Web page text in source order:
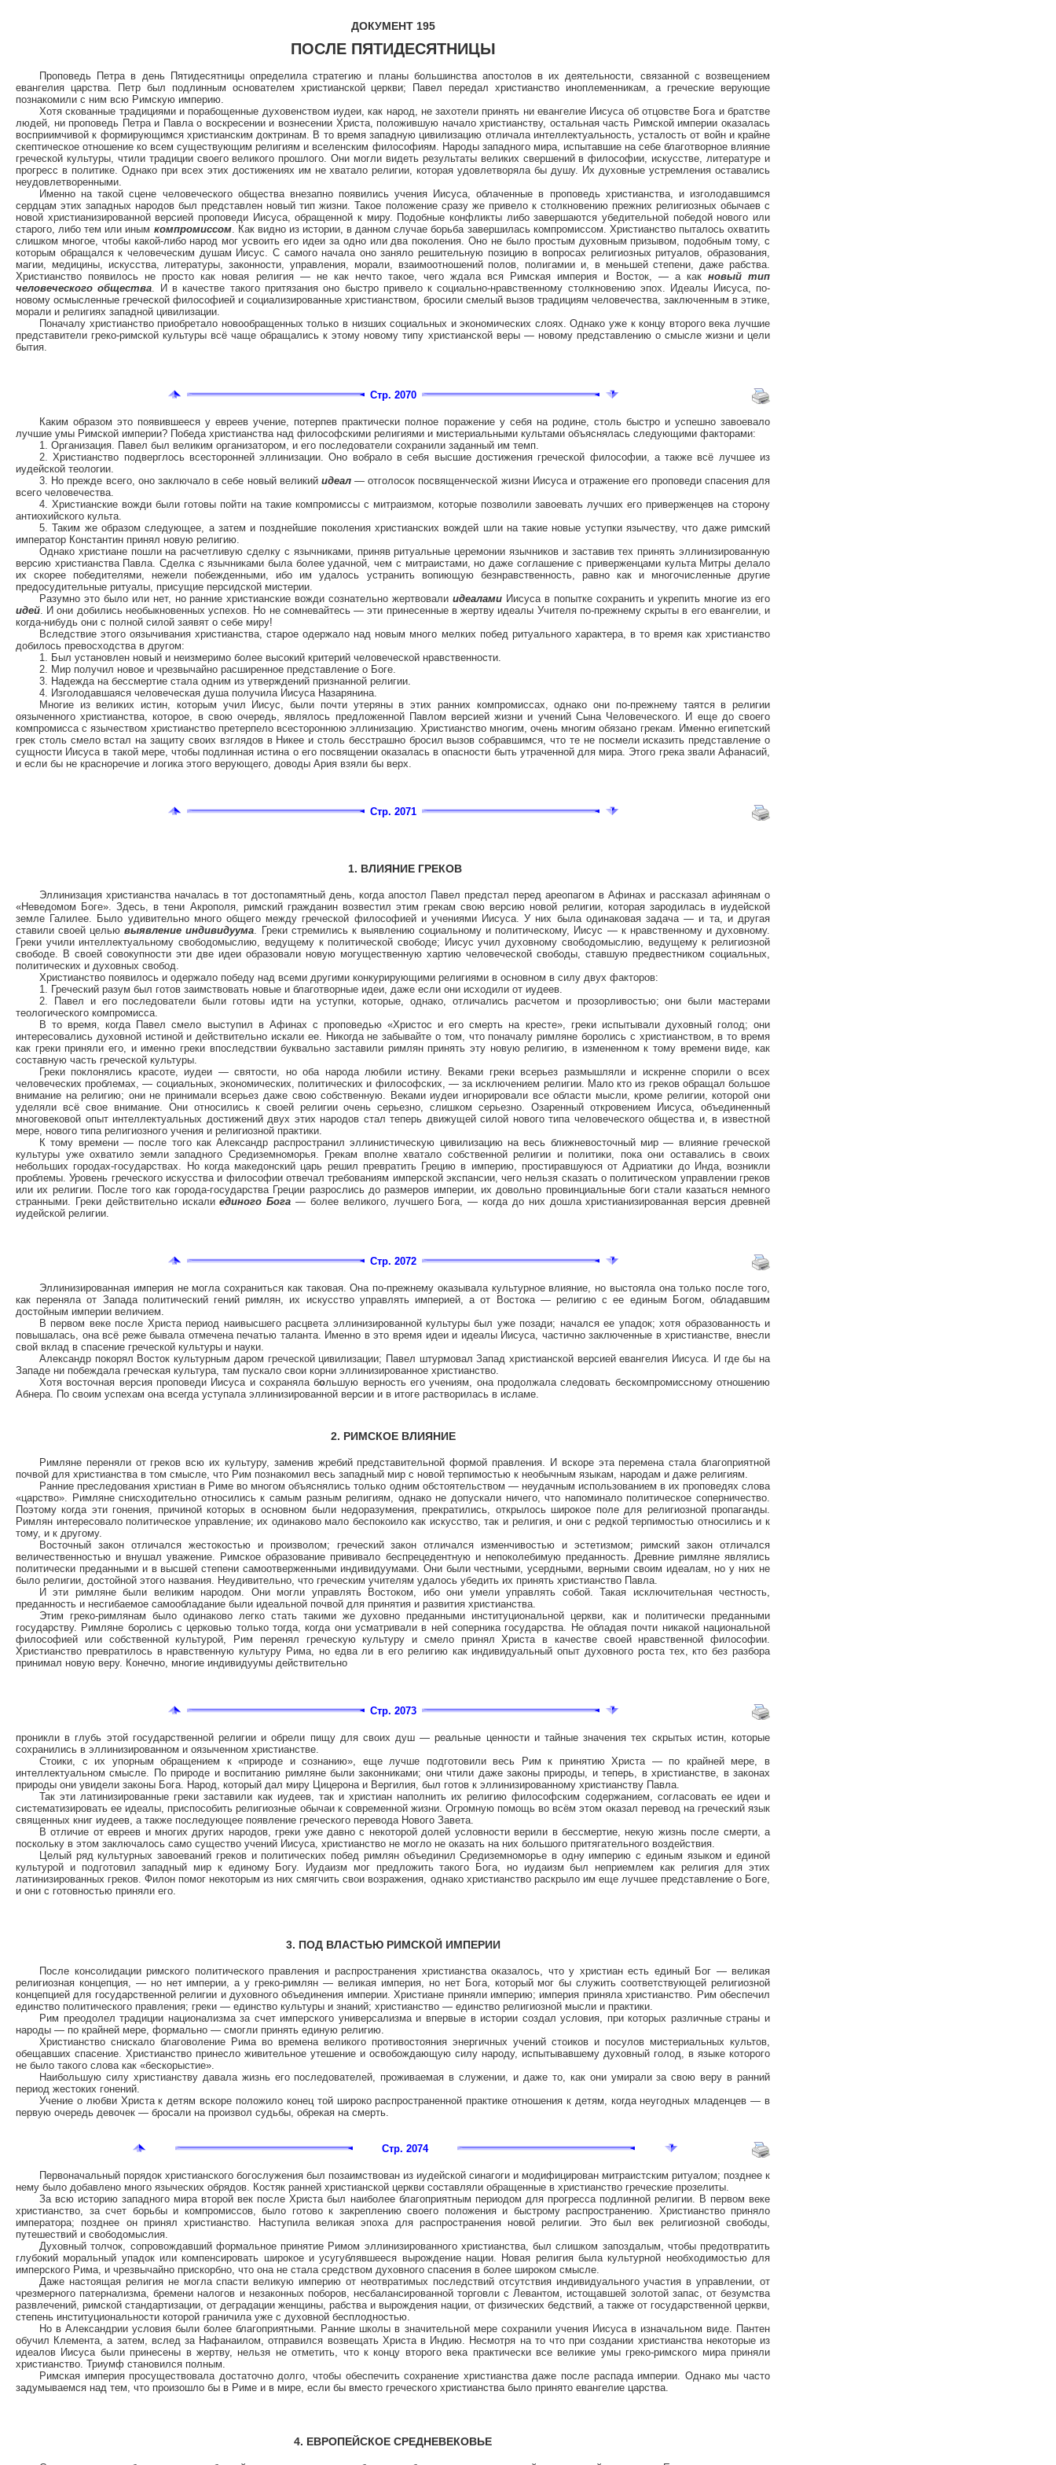
ДОКУМЕНТ 195
ПОСЛЕ ПЯТИДЕСЯТНИЦЫ
Проповедь Петра в день Пятидесятницы определила стратегию и планы большинства апостолов в их деятельности, связанной с возвещением
евангелия царства. Петр был подлинным основателем христианской церкви; Павел передал христианство иноплеменникам, а греческие верующие
познакомили с ним всю Римскую империю.
Хотя скованные традициями и порабощенные духовенством иудеи, как народ, не захотели принять ни евангелие Иисуса об отцовстве Бога и братстве
людей, ни проповедь Петра и Павла о воскресении и вознесении Христа, положившую начало христианству, остальная часть Римской империи оказалась
восприимчивой к формирующимся христианским доктринам. В то время западную цивилизацию отличала интеллектуальность, усталость от войн и крайне
скептическое отношение ко всем существующим религиям и вселенским философиям. Народы западного мира, испытавшие на себе благотворное влияние
греческой культуры, чтили традиции своего великого прошлого. Они могли видеть результаты великих свершений в философии, искусстве, литературе и
прогресс в политике. Однако при всех этих достижениях им не хватало религии, которая удовлетворяла бы душу. Их духовные устремления оставались
неудовлетворенными.
Именно на такой сцене человеческого общества внезапно появились учения Иисуса, облаченные в проповедь христианства, и изголодавшимся
сердцам этих западных народов был представлен новый тип жизни. Такое положение сразу же привело к столкновению прежних религиозных обычаев с
новой христианизированной версией проповеди Иисуса, обращенной к миру. Подобные конфликты либо завершаются убедительной победой нового или
старого, либо тем или иным компромиссом. Как видно из истории, в данном случае борьба завершилась компромиссом. Христианство пыталось охватить
слишком многое, чтобы какой-либо народ мог усвоить его идеи за одно или два поколения. Оно не было простым духовным призывом, подобным тому, с
которым обращался к человеческим душам Иисус. С самого начала оно заняло решительную позицию в вопросах религиозных ритуалов, образования,
магии, медицины, искусства, литературы, законности, управления, морали, взаимоотношений полов, полигамии и, в меньшей степени, даже рабства.
Христианство появилось не просто как новая религия — не как нечто такое, чего ждала вся Римская империя и Восток, — а как новый тип
человеческого общества. И в качестве такого притязания оно быстро привело к социально-нравственному столкновению эпох. Идеалы Иисуса, по-
новому осмысленные греческой философией и социализированные христианством, бросили смелый вызов традициям человечества, заключенным в этике,
морали и религиях западной цивилизации.
Поначалу христианство приобретало новообращенных только в низших социальных и экономических слоях. Однако уже к концу второго века лучшие
представители греко-римской культуры всё чаще обращались к этому новому типу христианской веры — новому представлению о смысле жизни и цели
бытия.
Стр. 2070
Каким образом это появившееся у евреев учение, потерпев практически полное поражение у себя на родине, столь быстро и успешно завоевало
лучшие умы Римской империи? Победа христианства над философскими религиями и мистериальными культами объяснялась следующими факторами:
1. Организация. Павел был великим организатором, и его последователи сохранили заданный им темп.
2. Христианство подверглось всесторонней эллинизации. Оно вобрало в себя высшие достижения греческой философии, а также всё лучшее из
иудейской теологии.
3. Но прежде всего, оно заключало в себе новый великий идеал— отголосок посвященческой жизни Иисуса и отражение его проповеди спасения для
всего человечества.
4. Христианские вожди были готовы пойти на такие компромиссы с митраизмом, которые позволили завоевать лучших его приверженцев на сторону
антиохийского культа.
5. Таким же образом следующее, а затем и позднейшие поколения христианских вождей шли на такие новые уступки язычеству, что даже римский
император Константин принял новую религию.
Однако христиане пошли на расчетливую сделку с язычниками, приняв ритуальные церемонии язычников и заставив тех принять эллинизированную
версию христианства Павла. Сделка с язычниками была более удачной, чем с митраистами, но даже соглашение с приверженцами культа Митры делало
их скорее победителями, нежели побежденными, ибо им удалось устранить вопиющую безнравственность, равно как и многочисленные другие
предосудительные ритуалы, присущие персидской мистерии.
Разумно это было или нет, но ранние христианские вожди сознательно жертвовали идеалами Иисуса в попытке сохранить и укрепить многие из его
идей. И они добились необыкновенных успехов. Но не сомневайтесь — эти принесенные в жертву идеалы Учителя по-прежнему скрыты в его евангелии, и
когда-нибудь они с полной силой заявят о себе миру!
Вследствие этого оязычивания христианства, старое одержало над новым много мелких побед ритуального характера, в то время как христианство
добилось превосходства в другом:
1. Был установлен новый и неизмеримо более высокий критерий человеческой нравственности.
2. Мир получил новое и чрезвычайно расширенное представление о Боге.
3. Надежда на бессмертие стала одним из утверждений признанной религии.
4. Изголодавшаяся человеческая душа получила Иисуса Назарянина.
Многие из великих истин, которым учил Иисус, были почти утеряны в этих ранних компромиссах, однако они по-прежнему таятся в религии
оязыченного христианства, которое, в свою очередь, являлось предложенной Павлом версией жизни и учений Сына Человеческого. И еще до своего
компромисса с язычеством христианство претерпело всестороннюю эллинизацию. Христианство многим, очень многим обязано грекам. Именно египетский
грек столь смело встал на защиту своих взглядов в Никее и столь бесстрашно бросил вызов собравшимся, что те не посмели исказить представление о
сущности Иисуса в такой мере, чтобы подлинная истина о его посвящении оказалась в опасности быть утраченной для мира. Этого грека звали Афанасий,
и если бы не красноречие и логика этого верующего, доводы Ария взяли бы верх.
Стр. 2071
1. ВЛИЯНИЕ ГРЕКОВ
Эллинизация христианства началась в тот достопамятный день, когда апостол Павел предстал перед ареопагом в Афинах и рассказал афинянам о
«Неведомом Боге». Здесь, в тени Акрополя, римский гражданин возвестил этим грекам свою версию новой религии, которая зародилась в иудейской
земле Галилее. Было удивительно много общего между греческой философией и учениями Иисуса. У них была одинаковая задача — и та, и другая
ставили своей цельювыявление индивидуума. Греки стремились к выявлению социальному и политическому, Иисус — к нравственному и духовному.
Греки учили интеллектуальному свободомыслию, ведущему к политической свободе; Иисус учил духовному свободомыслию, ведущему к религиозной
свободе. В своей совокупности эти две идеи образовали новую могущественную хартию человеческой свободы, ставшую предвестником социальных,
политических и духовных свобод.
Христианство появилось и одержало победу над всеми другими конкурирующими религиями в основном в силу двух факторов:
1. Греческий разум был готов заимствовать новые и благотворные идеи, даже если они исходили от иудеев.
2. Павел и его последователи были готовы идти на уступки, которые, однако, отличались расчетом и прозорливостью; они были мастерами
теологического компромисса.
В то время, когда Павел смело выступил в Афинах с проповедью «Христос и его смерть на кресте», греки испытывали духовный голод; они
интересовались духовной истиной и действительно искали ее. Никогда не забывайте о том, что поначалу римляне боролись с христианством, в то время
как греки приняли его, и именно греки впоследствии буквально заставили римлян принять эту новую религию, в измененном к тому времени виде, как
составную часть греческой культуры.
Греки поклонялись красоте, иудеи — святости, но оба народа любили истину. Веками греки всерьез размышляли и искренне спорили о всех
человеческих проблемах, — социальных, экономических, политических и философских, — за исключением религии. Мало кто из греков обращал большое
внимание на религию; они не принимали всерьез даже свою собственную. Веками иудеи игнорировали все области мысли, кроме религии, которой они
уделяли всё свое внимание. Они относились к своей религии очень серьезно, слишком серьезно. Озаренный откровением Иисуса, объединенный
многовековой опыт интеллектуальных достижений двух этих народов стал теперь движущей силой нового типа человеческого общества и, в известной
мере, нового типа религиозного учения и религиозной практики.
К тому времени — после того как Александр распространил эллинистическую цивилизацию на весь ближневосточный мир — влияние греческой
культуры уже охватило земли западного Средиземноморья. Грекам вполне хватало собственной религии и политики, пока они оставались в своих
небольших городах-государствах. Но когда македонский царь решил превратить Грецию в империю, простиравшуюся от Адриатики до Инда, возникли
проблемы. Уровень греческого искусства и философии отвечал требованиям имперской экспансии, чего нельзя сказать о политическом управлении греков
или их религии. После того как города-государства Греции разрослись до размеров империи, их довольно провинциальные боги стали казаться немного
странными. Греки действительно искалиединого Бога— более великого, лучшего Бога, — когда до них дошла христианизированная версия древней
иудейской религии.
Стр. 2072
Эллинизированная империя не могла сохраниться как таковая. Она по-прежнему оказывала культурное влияние, но выстояла она только после того,
как переняла от Запада политический гений римлян, их искусство управлять империей, а от Востока — религию с ее единым Богом, обладавшим
достойным империи величием.
В первом веке после Христа период наивысшего расцвета эллинизированной культуры был уже позади; начался ее упадок; хотя образованность и
повышалась, она всё реже бывала отмечена печатью таланта. Именно в это время идеи и идеалы Иисуса, частично заключенные в христианстве, внесли
свой вклад в спасение греческой культуры и науки.
Александр покорял Восток культурным даром греческой цивилизации; Павел штурмовал Запад христианской версией евангелия Иисуса. И где бы на
Западе ни побеждала греческая культура, там пускало свои корни эллинизированное христианство.
Хотя восточная версия проповеди Иисуса и сохраняла большую верность его учениям, она продолжала следовать бескомпромиссному отношению
Абнера. По своим успехам она всегда уступала эллинизированной версии и в итоге растворилась в исламе.
2. РИМСКОЕ ВЛИЯНИЕ
Римляне переняли от греков всю их культуру, заменив жребий представительной формой правления. И вскоре эта перемена стала благоприятной
почвой для христианства в том смысле, что Рим познакомил весь западный мир с новой терпимостью к необычным языкам, народам и даже религиям.
Ранние преследования христиан в Риме во многом объяснялись только одним обстоятельством — неудачным использованием в их проповедях слова
«царство». Римляне снисходительно относились к самым разным религиям, однако не допускали ничего, что напоминало политическое соперничество.
Поэтому когда эти гонения, причиной которых в основном были недоразумения, прекратились, открылось широкое поле для религиозной пропаганды.
Римлян интересовало политическое управление; их одинаково мало беспокоило как искусство, так и религия, и они с редкой терпимостью относились и к
тому, и к другому.
Восточный закон отличался жестокостью и произволом; греческий закон отличался изменчивостью и эстетизмом; римский закон отличался
величественностью и внушал уважение. Римское образование прививало беспрецедентную и непоколебимую преданность. Древние римляне являлись
политически преданными и в высшей степени самоотверженными индивидуумами. Они были честными, усердными, верными своим идеалам, но у них не
было религии, достойной этого названия. Неудивительно, что греческим учителям удалось убедить их принять христианство Павла.
И эти римляне были великим народом. Они могли управлять Востоком, ибо они умели управлять собой. Такая исключительная честность,
преданность и несгибаемое самообладание были идеальной почвой для принятия и развития христианства.
Этим греко-римлянам было одинаково легко стать такими же духовно преданными институциональной церкви, как и политически преданными
государству. Римляне боролись с церковью только тогда, когда они усматривали в ней соперника государства. Не обладая почти никакой национальной
философией или собственной культурой, Рим перенял греческую культуру и смело принял Христа в качестве своей нравственной философии.
Христианство превратилось в нравственную культуру Рима, но едва ли в его религию как индивидуальный опыт духовного роста тех, кто без разбора
принимал новую веру. Конечно, многие индивидуумы действительно
Стр. 2073
проникли в глубь этой государственной религии и обрели пищу для своих душ — реальные ценности и тайные значения тех скрытых истин, которые
сохранились в эллинизированном и оязыченном христианстве.
Стоики, с их упорным обращением к «природе и сознанию», еще лучше подготовили весь Рим к принятию Христа — по крайней мере, в
интеллектуальном смысле. По природе и воспитанию римляне были законниками; они чтили даже законы природы, и теперь, в христианстве, в законах
природы они увидели законы Бога. Народ, который дал миру Цицерона и Вергилия, был готов к эллинизированному христианству Павла.
Так эти латинизированные греки заставили как иудеев, так и христиан наполнить их религию философским содержанием, согласовать ее идеи и
систематизировать ее идеалы, приспособить религиозные обычаи к современной жизни. Огромную помощь во всём этом оказал перевод на греческий язык
священных книг иудеев, а также последующее появление греческого перевода Нового Завета.
В отличие от евреев и многих других народов, греки уже давно с некоторой долей условности верили в бессмертие, некую жизнь после смерти, а
поскольку в этом заключалось само существо учений Иисуса, христианство не могло не оказать на них большого притягательного воздействия.
Целый ряд культурных завоеваний греков и политических побед римлян объединил Средиземноморье в одну империю с единым языком и единой
культурой и подготовил западный мир к единому Богу. Иудаизм мог предложить такого Бога, но иудаизм был неприемлем как религия для этих
латинизированных греков. Филон помог некоторым из них смягчить свои возражения, однако христианство раскрыло им еще лучшее представление о Боге,
и они с готовностью приняли его.
3. ПОД ВЛАСТЬЮ РИМСКОЙ ИМПЕРИИ
После консолидации римского политического правления и распространения христианства оказалось, что у христиан есть единый Бог — великая
религиозная концепция, — но нет империи, а у греко-римлян — великая империя, но нет Бога, который мог бы служить соответствующей религиозной
концепцией для государственной религии и духовного объединения империи. Христиане приняли империю; империя приняла христианство. Рим обеспечил
единство политического правления; греки — единство культуры и знаний; христианство — единство религиозной мысли и практики.
Рим преодолел традиции национализма за счет имперского универсализма и впервые в истории создал условия, при которых различные страны и
народы — по крайней мере, формально — смогли принять единую религию.
Христианство снискало благоволение Рима во времена великого противостояния энергичных учений стоиков и посулов мистериальных культов,
обещавших спасение. Христианство принесло живительное утешение и освобождающую силу народу, испытывавшему духовный голод, в языке которого
не было такого слова как «бескорыстие».
Наибольшую силу христианству давала жизнь его последователей, проживаемая в служении, и даже то, как они умирали за свою веру в ранний
период жестоких гонений.
Учение о любви Христа к детям вскоре положило конец той широко распространенной практике отношения к детям, когда неугодных младенцев — в
первую очередь девочек — бросали на произвол судьбы, обрекая на смерть.
Стр. 2074
Первоначальный порядок христианского богослужения был позаимствован из иудейской синагоги и модифицирован митраистским ритуалом; позднее к
нему было добавлено много языческих обрядов. Костяк ранней христианской церкви составляли обращенные в христианство греческие прозелиты.
За всю историю западного мира второй век после Христа был наиболее благоприятным периодом для прогресса подлинной религии. В первом веке
христианство, за счет борьбы и компромиссов, было готово к закреплению своего положения и быстрому распространению. Христианство приняло
императора; позднее он принял христианство. Наступила великая эпоха для распространения новой религии. Это был век религиозной свободы,
путешествий и свободомыслия.
Духовный толчок, сопровождавший формальное принятие Римом эллинизированного христианства, был слишком запоздалым, чтобы предотвратить
глубокий моральный упадок или компенсировать широкое и усугублявшееся вырождение нации. Новая религия была культурной необходимостью для
имперского Рима, и чрезвычайно прискорбно, что она не стала средством духовного спасения в более широком смысле.
Даже настоящая религия не могла спасти великую империю от неотвратимых последствий отсутствия индивидуального участия в управлении, от
чрезмерного патернализма, бремени налогов и незаконных поборов, несбалансированной торговли с Левантом, истощавшей золотой запас, от безумства
развлечений, римской стандартизации, от деградации женщины, рабства и вырождения нации, от физических бедствий, а также от государственной церкви,
степень институциональности которой граничила уже с духовной бесплодностью.
Но в Александрии условия были более благоприятными. Ранние школы в значительной мере сохранили учения Иисуса в изначальном виде. Пантен
обучил Клемента, а затем, вслед за Нафанаилом, отправился возвещать Христа в Индию. Несмотря на то что при создании христианства некоторые из
идеалов Иисуса были принесены в жертву, нельзя не отметить, что к концу второго века практически все великие умы греко-римского мира приняли
христианство. Триумф становился полным.
Римская империя просуществовала достаточно долго, чтобы обеспечить сохранение христианства даже после распада империи. Однако мы часто
задумываемся над тем, что произошло бы в Риме и в мире, если бы вместо греческого христианства было принято евангелие царства.
4. ЕВРОПЕЙСКОЕ СРЕДНЕВЕКОВЬЕ